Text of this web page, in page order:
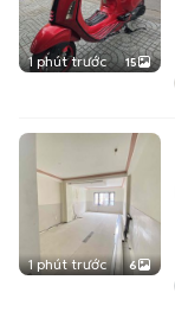
1 phút trước 15
1 phút trước 6